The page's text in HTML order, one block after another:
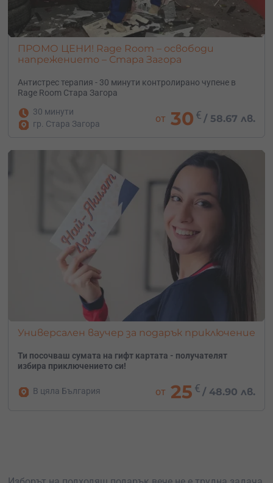
ПРОМО ЦЕНИ! Rage Room – освободи
напрежението – Стара Загора
Антистрес терапия - 30 минути контролирано чупене в
Rage Room Стара Загора
30 минути
гр. Стара Загора
от 30 € /58.67 лв.
Универсален ваучер за подарък приключение
Ти посочваш сумата на гифт картата - получателят
избира приключението си!
В цяла България от 25 € / 48.90 лв.